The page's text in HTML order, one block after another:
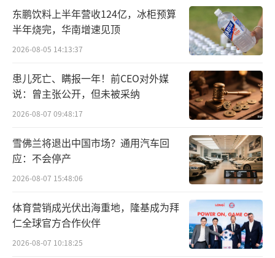
据媒体报道，娃哈哈集团的股东之一杭州
上城区文商旅投资控股集团有限公司，对方未
对该事件的真实性表示回应，但表示：“去问
娃哈哈吧。”接近娃哈哈的人士透露，前段时
间，娃哈哈高层陆续走了几个，但拒绝透露更
多信息。有娃哈哈前高管称此事属实。
实际上在中国，像娃哈哈这样的家族企业
传承问题历来备受关注。许多企业家创立公司
后，由子女或亲属接手企业管理，这种传承模
式虽然在文化和社会习惯上有其合理性，但也
面临着领导能力、治理结构和市场竞争力等方
面的挑战。
东鹏饮料上半年营收124亿，冰柜预算
半年烧完，华南增速见顶
2026-08-05 14:13:37
患儿死亡、瞒报一年！前CEO对外媒
说：曾主张公开，但未被采纳
2026-08-07 09:48:17
雪佛兰将退出中国市场？通用汽车回
应：不会停产
2026-08-07 15:48:06
体育营销成光伏出海重地，隆基成为拜
仁全球官方合作伙伴
2026-08-07 10:18:25